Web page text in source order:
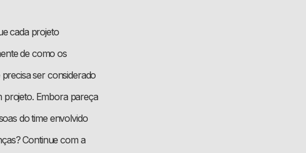
cada projeto
de como os
ser considerado
projeto. Embora pareça
do time envolvido
Continue com a